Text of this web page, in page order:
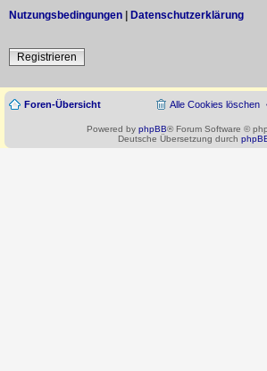
Nutzungsbedingungen | Datenschutzerklärung
Registrieren
Foren-Übersicht Alle Cookies löschen
Powered by phpBB® Forum Software ©
Deutsche Übersetzung durch